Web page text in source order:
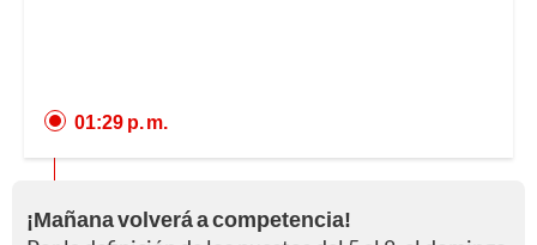
01:29 p. m.
¡Mañana volverá a competencia!